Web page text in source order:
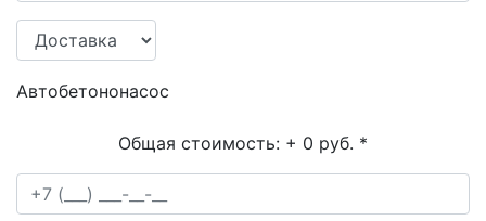
Автобетононасос
Общая стоимость: + 0 руб. *